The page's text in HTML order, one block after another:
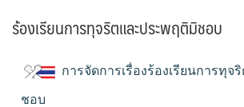
ร้องเรียนการทุจริตและประพฤติมิชอบ
การจัดการเรื่องร้องเรียนการทุจ
ชอบ